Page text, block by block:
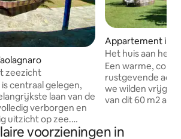
zeezicht
centraal gelegen,
laan van de
verborgen en
uitzicht op zee.
zal je rust verstoren
Appartement in
Het huis aan het
Een warme,
rustgevende
we wilden
van dit 60 m2
Amerikaanse
voorzieningen in